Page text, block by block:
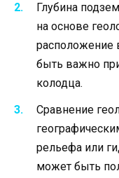
Глубина
на основе
расположение
быть важно
колодца.
Сравнение
рельефа или
может быть